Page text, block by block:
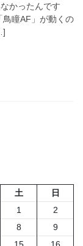
かったんです
瞳AF」が動くの
土
日
1
2
8
9